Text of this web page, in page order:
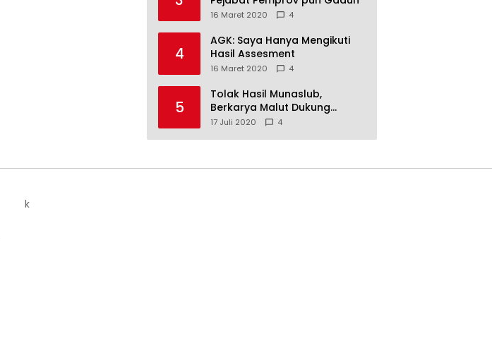
16 Maret 2020 4
4
AGK: Saya Hanya Mengikuti
Hasil Assesment
16 Maret 2020 4
5
Tolak Hasil Munaslub,
Berkarya Malut Dukung
Tommy Soeharto
17 Juli 2020 4
k